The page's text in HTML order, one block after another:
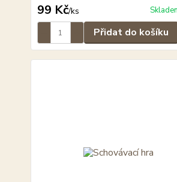
99 Kč/ks
Přidat do košíku